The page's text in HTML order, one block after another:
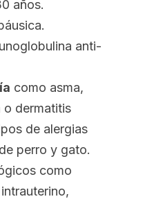
años.
anti-
como asma,
o dermatitis
de alergias
perro y gato.
como